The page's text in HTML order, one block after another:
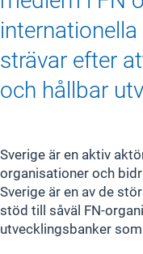
strävar efter
och hållbar
Sverige är en aktiv
organisationer och
Sverige är en av de
stöd till såväl FN-
utvecklingsbanker